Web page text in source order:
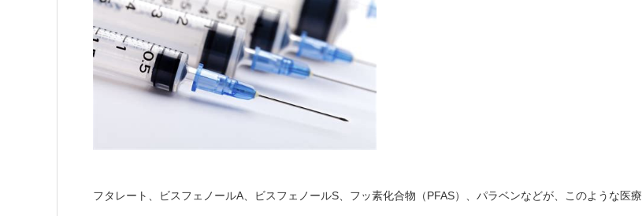
フタレート、ビスフェノールA、ビスフェノールS、フッ素化合物（PFAS）、パラベンなどが、このような医療